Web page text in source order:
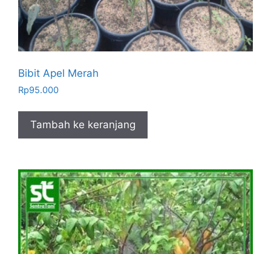
Bibit Apel Merah
Rp95.000
Tambah ke keranjang